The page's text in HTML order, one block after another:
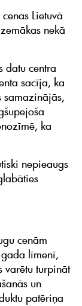
Lietuvā
nekā
datu centra
sacīja, ka
samazinājās,
ka
nepieaugs
cenām
līmenī,
varētu turpināt
un
patēriņa